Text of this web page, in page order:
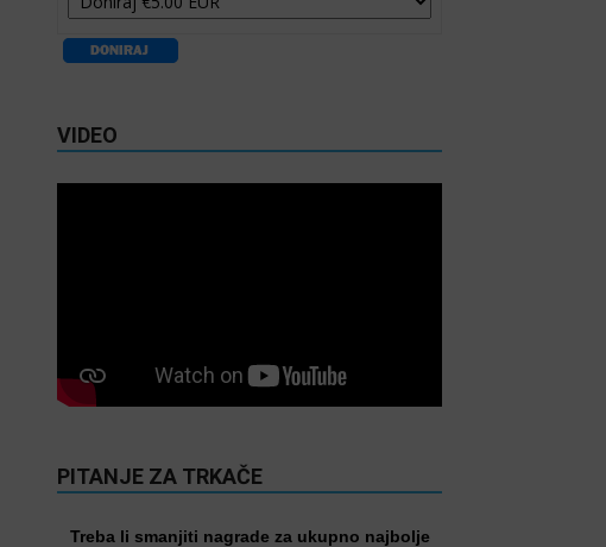
VIDEO
PITANJE ZA TRKAČE
Treba li smanjiti nagrade za ukupno najbolje